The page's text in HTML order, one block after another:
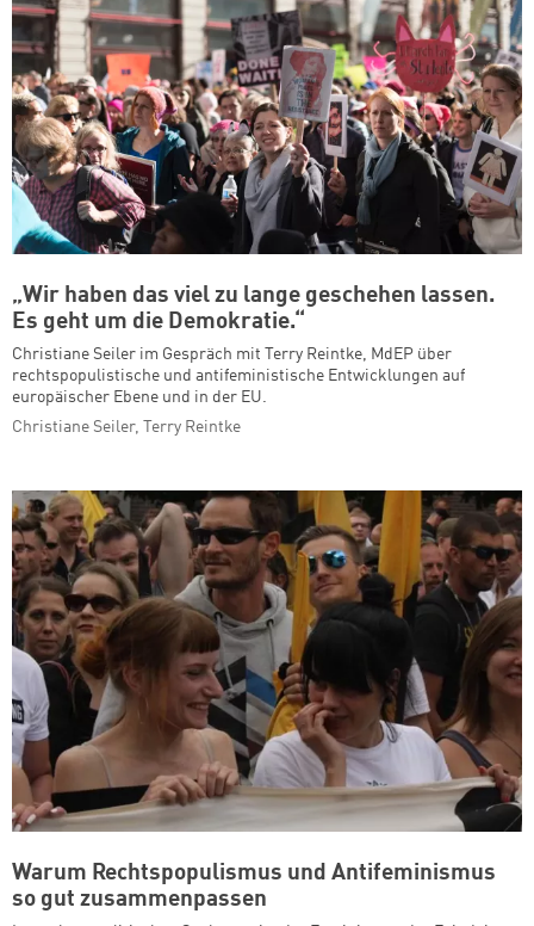
„Wir haben das viel zu lange geschehen lassen.
Es geht um die Demokratie.“
Christiane Seiler im Gespräch mit Terry Reintke, MdEP über
rechtspopulistische und antifeministische Entwicklungen auf
europäischer Ebene und in der EU.
Christiane Seiler, Terry Reintke
Warum Rechtspopulismus und Antifeminismus
so gut zusammenpassen